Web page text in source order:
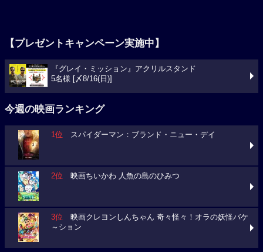
【プレゼントキャンペーン実施中】
『グレイ・ミッション』アクリルスタンド
5名様 [〆8/16(日)]
今週の映画ランキング
1位 スパイダーマン：ブランド・ニュー・デイ
2位 映画ちいかわ 人魚の島のひみつ
3位 映画クレヨンしんちゃん 奇々怪々！オラの妖怪バケ
～ション